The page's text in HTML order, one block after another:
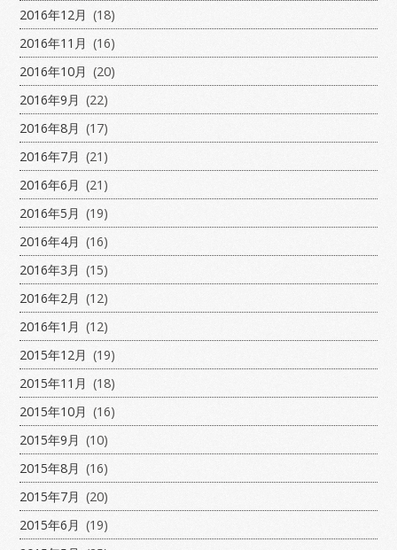
2016年12月 (18)
2016年11月 (16)
2016年10月 (20)
2016年9月 (22)
2016年8月 (17)
2016年7月 (21)
2016年6月 (21)
2016年5月 (19)
2016年4月 (16)
2016年3月 (15)
2016年2月 (12)
2016年1月 (12)
2015年12月 (19)
2015年11月 (18)
2015年10月 (16)
2015年9月 (10)
2015年8月 (16)
2015年7月 (20)
2015年6月 (19)